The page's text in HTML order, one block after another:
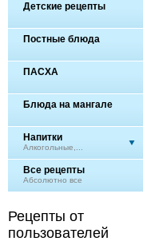
Детские рецепты
Постные блюда
ПАСХА
Блюда на мангале
Напитки
Алкогольные,...
Все рецепты
Абсолютно все
Рецепты от
пользователей